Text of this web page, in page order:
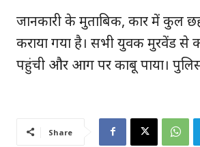
जानकारी के मुताबिक, कार में कुल
कराया गया है। सभी युवक मुरवेंड से
पहुंची और आग पर काबू पाया।
Share